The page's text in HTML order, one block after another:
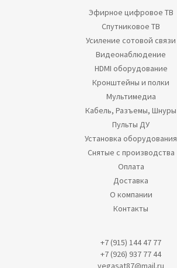
Эфирное цифровое ТВ
Спутниковое ТВ
Усиление сотовой связи
Видеонаблюдение
HDMI оборудование
Кронштейны и полки
Мультимедиа
Кабель, Разъемы, Шнуры
Пульты ДУ
Установка оборудования
Снятые с производства
Оплата
Доставка
О компании
Контакты
+7 (915) 144 47 77
+7 (926) 937 77 44
vegasat87@mail.ru